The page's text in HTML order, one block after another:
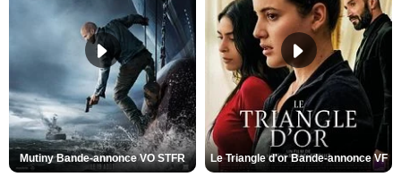
Mutiny Bande-annonce VO STFR Le Triangle d'or Bande-annonce VF